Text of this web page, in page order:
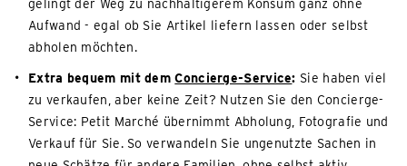
gelingt der Weg zu nachhaltigerem Konsum ganz ohne
Aufwand - egal ob Sie Artikel liefern lassen oder selbst
abholen möchten.
Extra bequem mit demConcierge-Service: Sie haben viel
zu verkaufen, aber keine Zeit? Nutzen Sie den Concierge-
Service: Petit Marché übernimmt Abholung, Fotografie und
Verkauf für Sie. So verwandeln Sie ungenutzte Sachen in